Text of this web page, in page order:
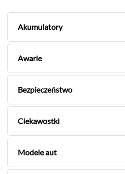
Akumulatory
Awarie
Bezpieczeństwo
Ciekawostki
Modele aut